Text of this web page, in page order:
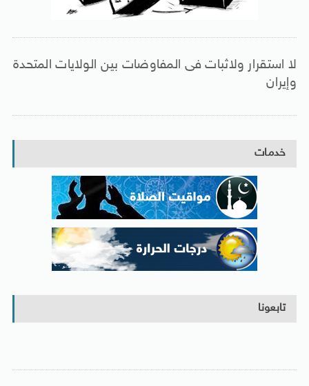
لا استقرار ولاثبات فى المفاوضات بين الولايات المتحدة
وإيران
خدمات
تابعونا